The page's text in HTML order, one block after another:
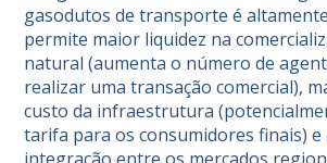
gasodutos de transporte é
permite maior liquidez na
natural (aumenta o número de
realizar uma transação comercial),
custo da infraestrutura
tarifa para os consumidores finais)